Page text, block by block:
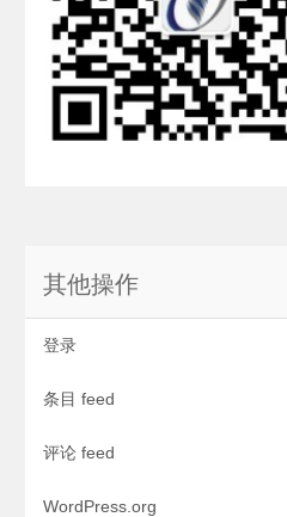
其他操作
登录
条目 feed
评论 feed
WordPress.org